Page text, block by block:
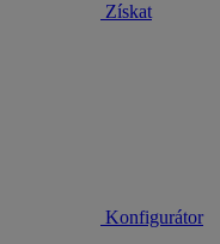
Získat
Konfigurátor